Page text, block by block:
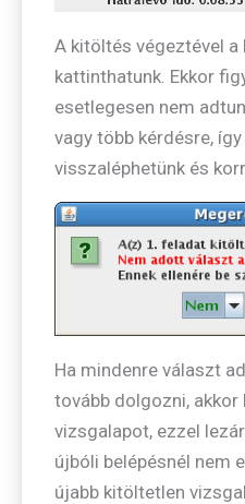
A kitöltés végeztével a
kattinthatunk. Ekkor
esetlegesen nem
vagy több kérdésre,
visszaléphetünk és
Ha mindenre választ
tovább dolgozni, akkor
vizsgalapot, ezzel
újbóli belépésnél nem
újabb kitöltetlen